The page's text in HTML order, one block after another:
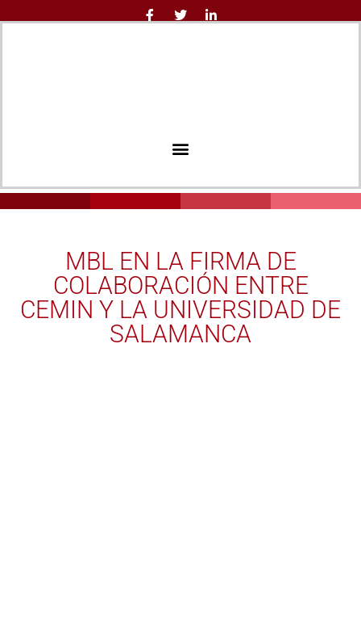
MBL EN LA FIRMA DE
COLABORACIÓN ENTRE
CEMIN Y LA UNIVERSIDAD DE
SALAMANCA